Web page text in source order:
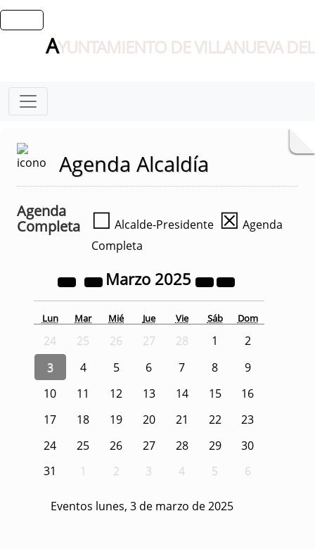
AYUNTAMIENTO DE VILLANUEVA
Agenda Alcaldía
Agenda
Completa
☐ Alcalde-Presidente ☒ Agenda
Completa
Marzo 2025
Lun Mar Mié Jue Vie Sáb Dom
24 25 26 27 28 1
2
3
4 5 6 7 8
9
10
11 12 13 14 15
16
17
18 19 20 21 22
23
24
25 26 27 28 29
30
31
1 2 3 4 5 6
Eventos lunes, 3 de marzo de 2025